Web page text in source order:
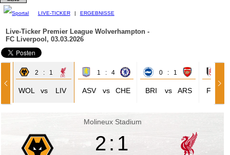
LIVE-TICKER | ERGEBNISSE
Live-Ticker Premier League Wolverhampton -
FC Liverpool, 03.03.2026
2 : 1
WOL vs LIV
1 : 4
ASV vs CHE
0 : 1
BRI vs ARS FUL
Molineux Stadium
2:1